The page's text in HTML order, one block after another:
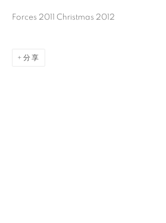
Forces 2011 Christmas 2012
分享